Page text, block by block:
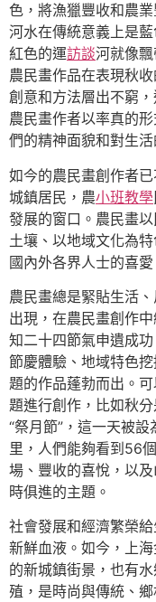
色，將漁獵豐收和農
河水在傳統意義上是
紅色的運訪談河就像
農民畫作品在表現秋
創意和方法層出不窮
農民畫作者以率真的
們的精神面貌和對生
如今的農民畫創作者
城鎮居民，農小班教學
發展的窗口。農民畫
土壤、以地域文化為
國內外各界人士的喜愛
農民畫總是緊貼生活
出現，在農民畫創作
知二十四節氣申遺成
節慶體驗、地域特色
題的作品蓬勃而出。
題進行創作，比如秋
“祭月節”，這一天被
里，人們能夠看到56
場、豐收的喜悅，以
時俱進的主題。
社會發展和經濟繁榮
新鮮血液。如今，上
的新城鎮街景，也有
殖，是時尚與傳統、